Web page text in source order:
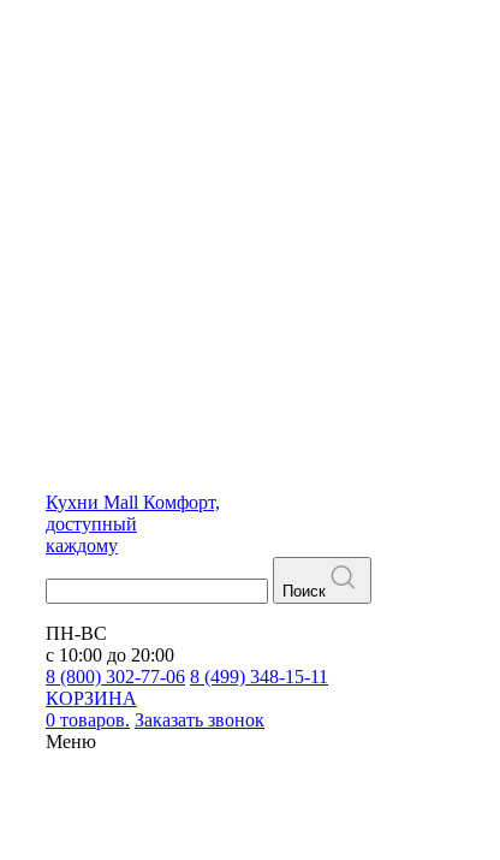
Кухни Mall Комфорт,
доступный
каждому
Поиск
ПН-ВС
с 10:00 до 20:00
8 (800) 302-77-06 8 (499) 348-15-11
КОРЗИНА
0 товаров. Заказать звонок
Меню